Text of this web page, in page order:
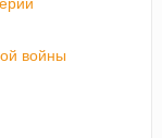
войны